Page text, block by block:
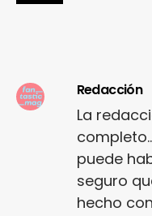
Redacción
La
puede
seguro
hecho